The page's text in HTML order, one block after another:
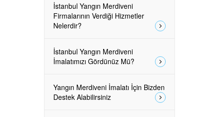
İstanbul Yangın Merdiveni
Firmalarının Verdiği Hizmetler
Nelerdir?
İstanbul Yangın Merdiveni
İmalatımızı Gördünüz Mü?
Yangın Merdiveni İmalatı İçin Bizden
Destek Alabilirsiniz